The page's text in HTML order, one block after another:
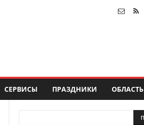
СЕРВИСЫ ПРАЗДНИКИ ОБЛАСТЬ